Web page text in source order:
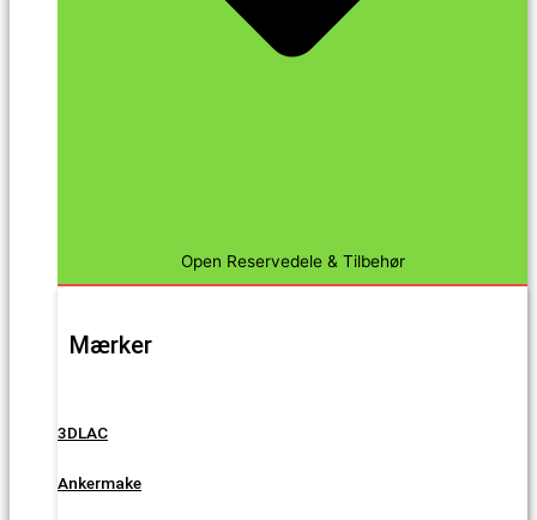
Open Reservedele & Tilbehør
Mærker
3DLAC
Ankermake